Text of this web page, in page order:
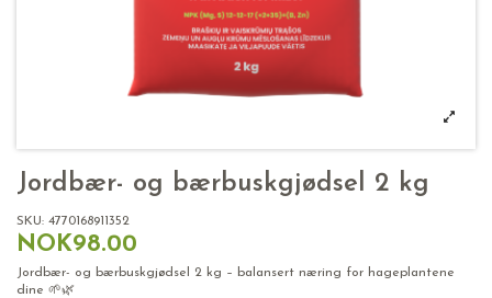
Jordbær- og bærbuskgjødsel 2 kg
SKU: 4770168911352
NOK98.00
Jordbær- og bærbuskgjødsel 2 kg – balansert næring for hageplantene
dine 🌱🌿